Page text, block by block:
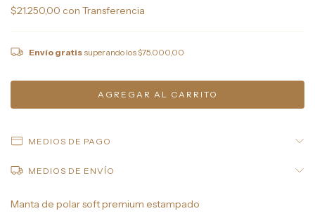
$21.250,00 con Transferencia
Envío gratis superando los$75.000,00
MEDIOS DE PAGO
MEDIOS DE ENVÍO
Manta de polar soft premium estampado